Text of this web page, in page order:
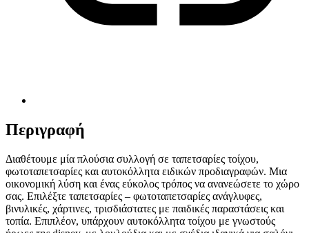
Περιγραφή
Διαθέτουμε μία πλούσια συλλογή σε ταπετσαρίες τοίχου,
φωτοταπετσαρίες και αυτοκόλλητα ειδικών προδιαγραφών. Μια
οικονομική λύση και ένας εύκολος τρόπος να ανανεώσετε το χώρο
σας. Επιλέξτε ταπετσαρίες – φωτοταπετσαρίες ανάγλυφες,
βινυλικές, χάρτινες, τρισδιάστατες με παιδικές παραστάσεις και
τοπία. Επιπλέον, υπάρχουν αυτοκόλλητα τοίχου με γνωστούς